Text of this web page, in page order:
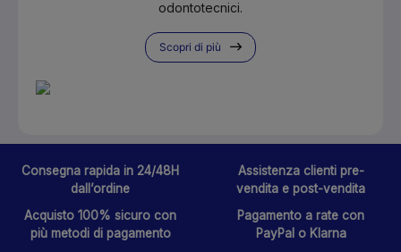
odontotecnici.
Scopri di più
Consegna rapida in 24/48H
dall’ordine
Assistenza clienti pre-
vendita e post-vendita
Acquisto 100% sicuro con
più metodi di pagamento
Pagamento a rate con
PayPal o Klarna